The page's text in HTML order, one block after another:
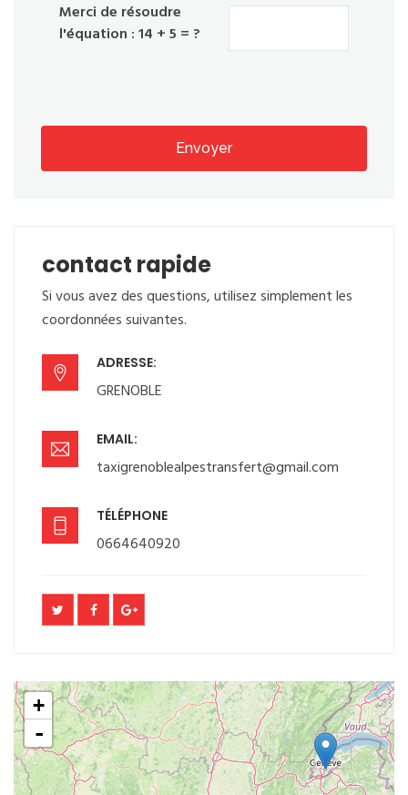
Merci de résoudre
l'équation : 14 + 5 = ?
Envoyer
contact rapide
Si vous avez des questions, utilisez simplement les
coordonnées suivantes.
ADRESSE:
GRENOBLE
EMAIL:
taxigrenoblealpestransfert@gmail.com
TÉLÉPHONE
0664640920
+
-